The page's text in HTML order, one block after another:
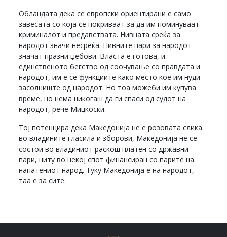
Обландата дека се европски ориентирани е само
завесата со која се покриваат за да им поминуваат
криминалот и предавствата. Нивната среќа за
народот значи несреќа. Нивните пари за народот
значат празни џебови. Власта е готова, и
единственото бегство од соочување со правдата и
народот, им е се функциите како место кое им нуди
засолниште од народот. Но тоа можеби им купува
време, но нема никогаш да ги спаси од судот на
народот, рече Мицкоски.
Тој потенцира дека Македонија не е розовата слика
во владините гласила и зборови, Македонија не се
состои во владиниот раскош платен со државни
пари, ниту во некој спот финансиран со парите на
напатениот народ. Туку Македонија е на народот,
таа е за сите.